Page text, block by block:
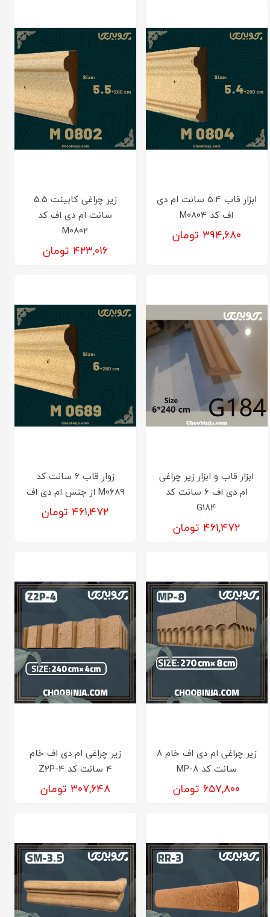
ابزار قاب 5.4 سانت ام دی
اف کد M0804
۳۹۴,۶۸۰ تومان
زیر چراغی کابینت 5.5
سانت ام دی اف کد
M0802
۴۲۳,۰۱۶ تومان
ابزار قاب و ابزار زیر چراغی
ام دی اف 6 سانت کد
G184
۴۶۱,۴۷۲ تومان
زوار قاب 6 سانت کد
M0689 از جنس ام دی اف
۴۶۱,۴۷۲ تومان
زیر چراغی ام دی اف خام ۸
سانت کد MP-۸
۶۵۷,۸۰۰ تومان
زیر چراغی ام دی اف خام
4 سانت کد Z2P-4
۳۰۷,۶۴۸ تومان